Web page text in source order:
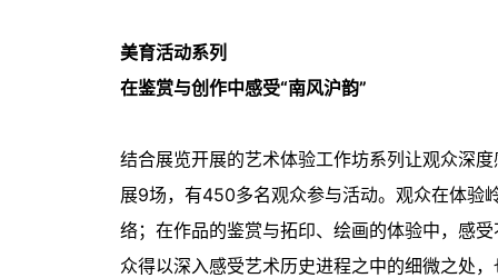
美育活动系列
在鉴赏与创作中感受“南风沪韵”
结合展览开展的艺术体验工作坊系列让观众深
展9场，有450多名观众参与活动。观众在体验
络；在作品的鉴赏与拓印、绘画的体验中，感
众得以深入感受艺术历史进程之中的细微之处